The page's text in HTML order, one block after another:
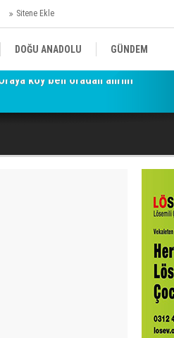
Sitene Ekle
DOĞU ANADOLU GÜNDEM